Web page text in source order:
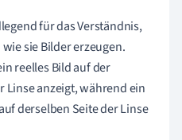
für das Verständnis,
sie Bilder erzeugen.
reelles Bild auf der
Linse anzeigt, während ein
derselben Seite der Linse